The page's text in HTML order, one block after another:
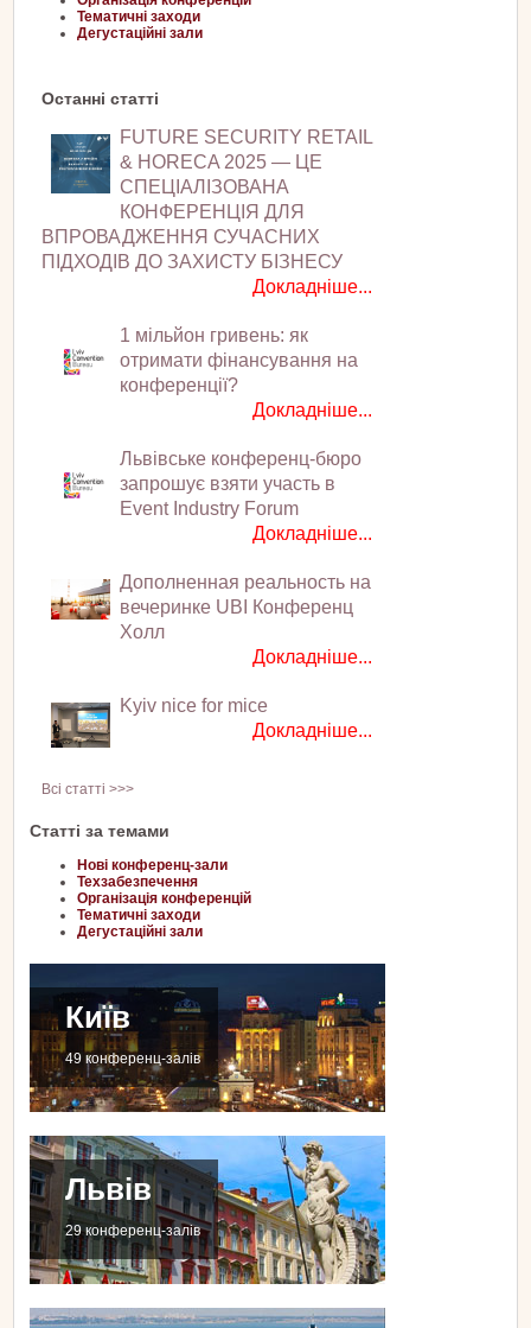
Тематичні заходи
Дегустаційні зали
Останні статті
FUTURE SECURITY RETAIL
& HORECA 2025 — ЦЕ
СПЕЦІАЛІЗОВАНА
КОНФЕРЕНЦІЯ ДЛЯ
ВПРОВАДЖЕННЯ СУЧАСНИХ
ПІДХОДІВ ДО ЗАХИСТУ БІЗНЕСУ
Докладніше...
1 мільйон гривень: як
отримати фінансування на
конференції?
Докладніше...
Львівське конференц-бюро
запрошує взяти участь в
Event Industry Forum
Докладніше...
Дополненная реальность на
вечеринке UBI Конференц
Холл
Докладніше...
Kyiv nice for mice
Докладніше...
Всі статті >>>
Статті за темами
Нові конференц-зали
Техзабезпечення
Організація конференцій
Тематичні заходи
Дегустаційні зали
Київ
49 конференц-залів
Львів
29 конференц-залів